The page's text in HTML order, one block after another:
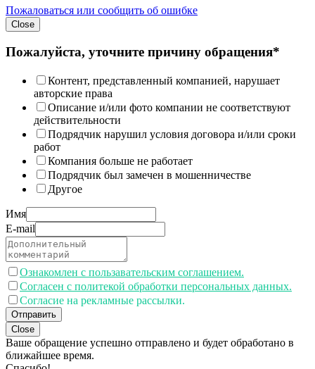
Пожаловаться или сообщить об ошибке
Close
Пожалуйста, уточните причину обращения*
Контент, представленный компанией, нарушает
авторские права
Описание и/или фото компании не соответствуют
действительности
Подрядчик нарушил условия договора и/или сроки
работ
Компания больше не работает
Подрядчик был замечен в мошенничестве
Другое
Имя
E-mail
Ознакомлен с пользавательским соглашением.
Согласен с политекой обработки персональных данных.
Согласие на рекламные рассылки.
Отправить
Close
Ваше обращение успешно отправлено и будет обработано в
ближайшее время.